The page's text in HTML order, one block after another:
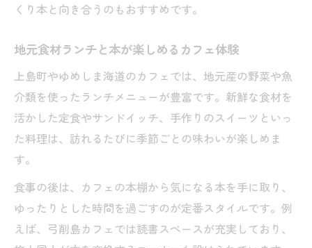
くり本と向き合うのもおすすめです。
地元食材ランチと本が楽しめるカフェ体験
上島町やゆめしま海道のカフェでは、地元産の野菜や魚
介類を使ったランチメニューが豊富です。新鮮な食材を
活かした定食やサンドイッチ、手作りのスイーツといっ
た料理は、訪れるたびに季節ごとの味わいが楽しめま
す。
食事の後は、カフェの本棚から気になる本を手に取り、
ゆったりとした時間を過ごすのが定番スタイルです。例
えば、弓削島カフェでは読書スペースが充実しており、